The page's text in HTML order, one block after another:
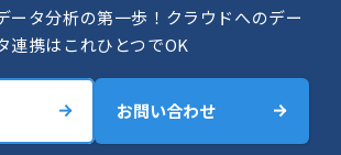
ータ分析の第一歩！クラウドへのデー
連携はこれひとつでOK
お問い合わせ